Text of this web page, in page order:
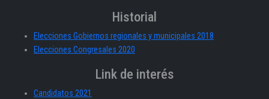
Historial
Elecciones Gobiernos regionales y municipales 2018
Elecciones Congresales 2020
Link de interés
Candidatos 2021